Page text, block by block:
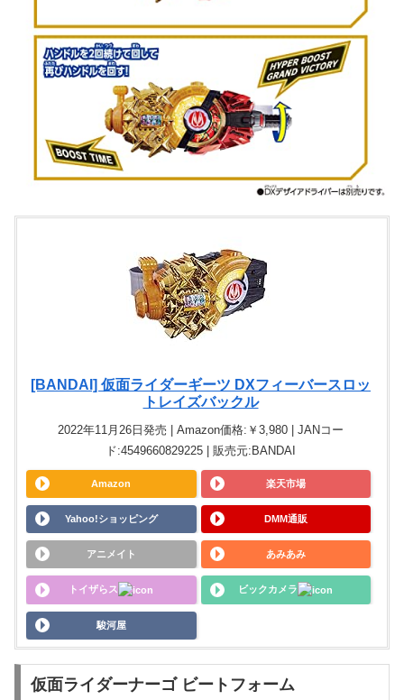
[BANDAI] 仮面ライダーギーツ DXフィーバースロッ
トレイズバックル
2022年11月26日発売 | Amazon価格:￥3,980 | JANコー
ド:4549660829225 | 販売元:BANDAI
Amazon 楽天市場
Yahoo!ショッピング DMM通販
アニメイト あみあみ
トイザらス ビックカメラ
駿河屋
仮面ライダーナーゴ ビートフォーム